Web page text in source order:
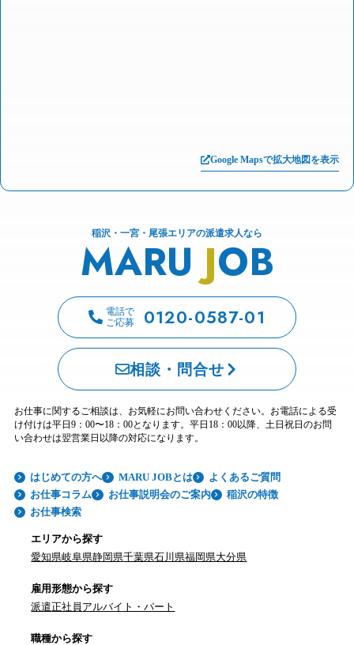
Google Mapsで拡大地図を表示
稲沢・一宮・尾張エリアの派遣求人なら
MARU JOB
電話で
ご応募
0120-0587-01
相談・問合せ
お仕事に関するご相談は、お気軽にお問い合わせください。お電話による受
け付けは平日9：00〜18：00となります。平日18：00以降、土日祝日のお問
い合わせは翌営業日以降の対応になります。
はじめての方へ MARU JOBとは
よくあるご質問
お仕事コラム
お仕事説明会のご案内
稲沢の特徴
お仕事検索
エリアから探す
愛知県岐阜県静岡県千葉県石川県福岡県大分県
雇用形態から探す
派遣正社員 アルバイト・パート
職種から探す